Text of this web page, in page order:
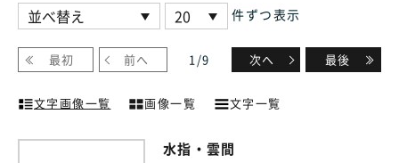
件ずつ表示
最初 前へ 1 /9 次へ 最後
文字画像一覧 画像一覧 文字一覧
水指・雲間